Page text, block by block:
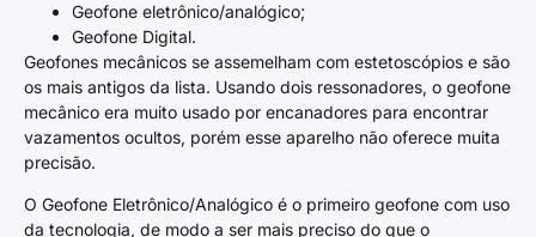
Geofone eletrônico/analógico;
Geofone Digital.
Geofones mecânicos se assemelham com estetoscópios e são
os mais antigos da lista. Usando dois ressonadores, o geofone
mecânico era muito usado por encanadores para encontrar
vazamentos ocultos, porém esse aparelho não oferece muita
precisão.
O Geofone Eletrônico/Analógico é o primeiro geofone com uso
da tecnologia, de modo a ser mais preciso do que o